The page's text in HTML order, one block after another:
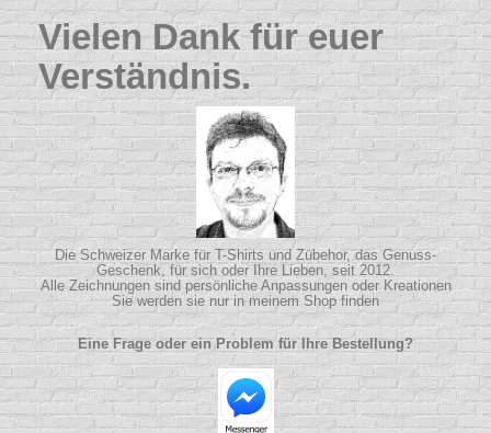
Vielen Dank für euer
Verständnis.
Die Schweizer Marke für T-Shirts und Zübehor, das Genuss-
Geschenk, für sich oder Ihre Lieben, seit 2012.
Alle Zeichnungen sind persönliche Anpassungen oder Kreationen
Sie werden sie nur in meinem Shop finden
Eine Frage oder ein Problem für Ihre Bestellung?